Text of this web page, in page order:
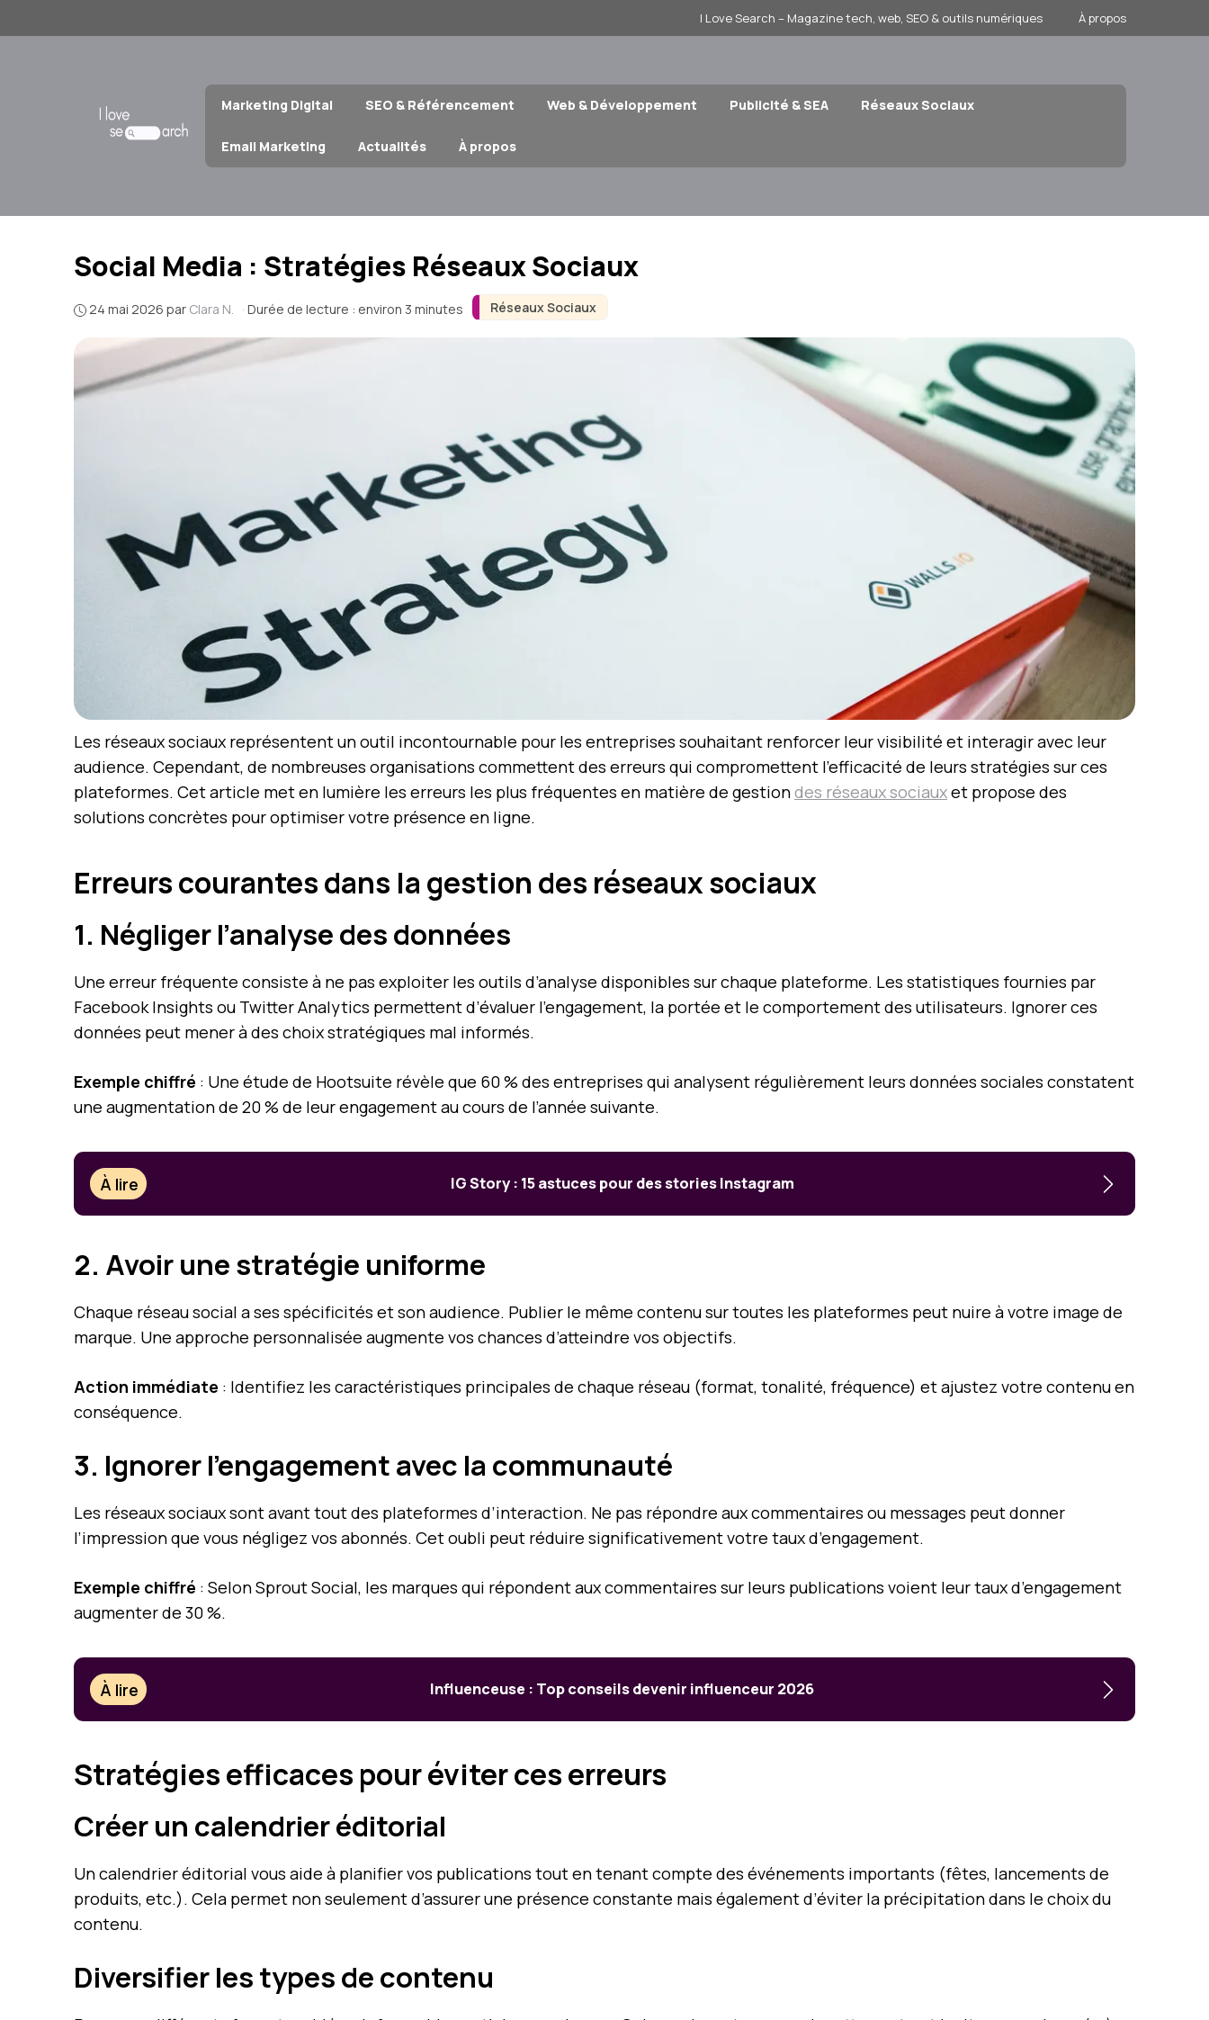
au
I Love Search – Magazine tech, web, SEO & outils numériques À propos
Marketing Digital SEO & Référencement Web & Développement Publicité & SEA Réseaux Sociaux
Email Marketing Actualités À propos
Réseaux Sociaux
Social Media : Stratégies Réseaux Sociaux
24 mai 2026 par Clara N. · Durée de lecture : environ 3 minutes
Les réseaux sociaux représentent un outil incontournable pour les entreprises souhaitant renforcer leur visibilité et interagir avec leur
audience. Cependant, de nombreuses organisations commettent des erreurs qui compromettent l’efficacité de leurs stratégies sur ces
plateformes. Cet article met en lumière les erreurs les plus fréquentes en matière de gestiondes réseaux sociauxet propose des
solutions concrètes pour optimiser votre présence en ligne.
Erreurs courantes dans la gestion des réseaux sociaux
1. Négliger l’analyse des données
Une erreur fréquente consiste à ne pas exploiter les outils d’analyse disponibles sur chaque plateforme. Les statistiques fournies par
Facebook Insights ou Twitter Analytics permettent d’évaluer l’engagement, la portée et le comportement des utilisateurs. Ignorer ces
données peut mener à des choix stratégiques mal informés.
Exemple chiffré : Une étude de Hootsuite révèle que 60 % des entreprises qui analysent régulièrement leurs données sociales constatent
une augmentation de 20 % de leur engagement au cours de l’année suivante.
À lire IG Story : 15 astuces pour des stories Instagram
2. Avoir une stratégie uniforme
Chaque réseau social a ses spécificités et son audience. Publier le même contenu sur toutes les plateformes peut nuire à votre image de
marque. Une approche personnalisée augmente vos chances d’atteindre vos objectifs.
Action immédiate : Identifiez les caractéristiques principales de chaque réseau (format, tonalité, fréquence) et ajustez votre contenu en
conséquence.
3. Ignorer l’engagement avec la communauté
Les réseaux sociaux sont avant tout des plateformes d’interaction. Ne pas répondre aux commentaires ou messages peut donner
l’impression que vous négligez vos abonnés. Cet oubli peut réduire significativement votre taux d’engagement.
Exemple chiffré : Selon Sprout Social, les marques qui répondent aux commentaires sur leurs publications voient leur taux d’engagement
augmenter de 30 %.
À lire Influenceuse : Top conseils devenir influenceur 2026
Stratégies efficaces pour éviter ces erreurs
Créer un calendrier éditorial
Un calendrier éditorial vous aide à planifier vos publications tout en tenant compte des événements importants (fêtes, lancements de
produits, etc.). Cela permet non seulement d’assurer une présence constante mais également d’éviter la précipitation dans le choix du
contenu.
Diversifier les types de contenu